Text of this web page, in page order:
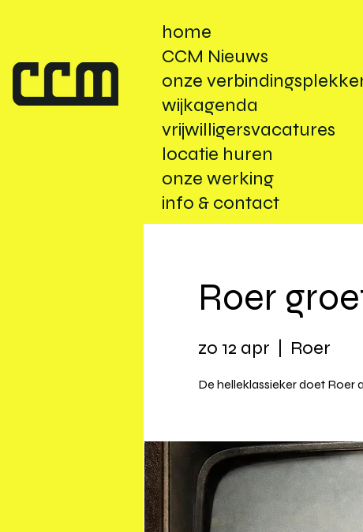
home
CCM Nieuws
onze
wijkagenda
vrijwilligersvacatures
locatie huren
onze werking
info & contact
Roer
zo 12 apr Roer
De helleklassieker doet Roer